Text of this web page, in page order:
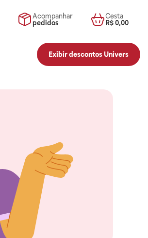
Acompanhar
pedidos
Cesta
R$ 0,00
Exibir descontos Univers